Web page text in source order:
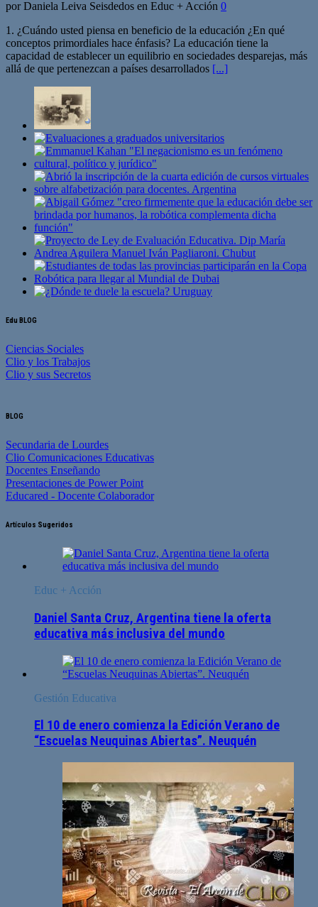
por Daniela Leiva Seisdedos en Educ + Acción 0
1. ¿Cuándo usted piensa en beneficio de la educación ¿En qué
conceptos primordiales hace énfasis? La educación tiene la
capacidad de establecer un equilibrio en sociedades desparejas, más
allá de que pertenezcan a países desarrollados [...]
Edu BLOG
Ciencias Sociales
Clio y los Trabajos
Clio y sus Secretos
BLOG
Secundaria de Lourdes
Clio Comunicaciones Educativas
Docentes Enseñando
Presentaciones de Power Point
Educared - Docente Colaborador
Artículos Sugeridos
Educ + Acción
Daniel Santa Cruz, Argentina tiene la oferta
educativa más inclusiva del mundo
Gestión Educativa
El 10 de enero comienza la Edición Verano de
“Escuelas Neuquinas Abiertas”. Neuquén